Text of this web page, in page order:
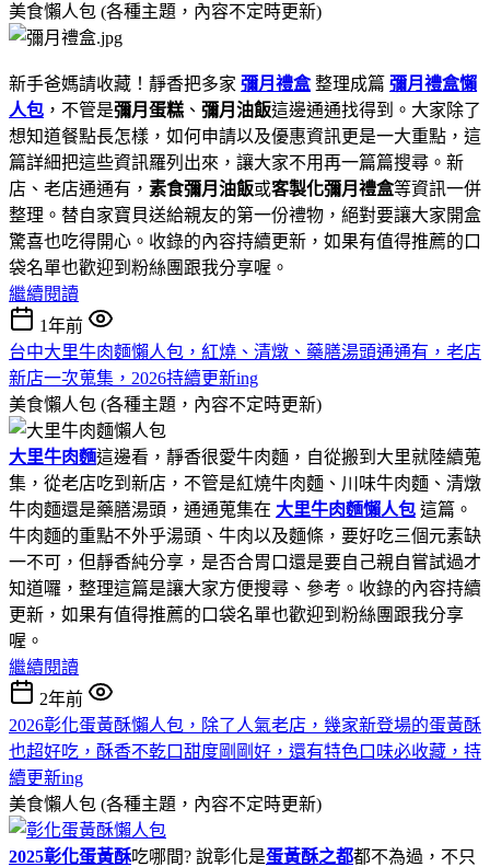
美食懶人包 (各種主題，內容不定時更新)
新手爸媽請收藏！靜香把多家 彌月禮盒 整理成篇 彌月禮盒懶
人包 ，不管是彌月蛋糕 、 彌月油飯這邊通通找得到。大家除了
想知道餐點長怎樣，如何申請以及優惠資訊更是一大重點，這
篇詳細把這些資訊羅列出來，讓大家不用再一篇篇搜尋。新
店、老店通通有， 素食彌月油飯或客製化彌月禮盒等資訊一併
整理。替自家寶貝送給親友的第一份禮物，絕對要讓大家開盒
驚喜也吃得開心。收錄的內容持續更新，如果有值得推薦的口
袋名單也歡迎到粉絲團跟我分享喔。
繼續閱讀
1年前
台中大里牛肉麵懶人包，紅燒、清燉、藥膳湯頭通通有，老店
新店一次蒐集，2026持續更新ing
美食懶人包 (各種主題，內容不定時更新)
大里牛肉麵這邊看，靜香很愛牛肉麵，自從搬到大里就陸續蒐
集，從老店吃到新店，不管是紅燒牛肉麵、川味牛肉麵、清燉
牛肉麵還是藥膳湯頭，通通蒐集在 大里牛肉麵懶人包 這篇。
牛肉麵的重點不外乎湯頭、牛肉以及麵條，要好吃三個元素缺
一不可，但靜香純分享，是否合胃口還是要自己親自嘗試過才
知道囉，整理這篇是讓大家方便搜尋、參考。收錄的內容持續
更新，如果有值得推薦的口袋名單也歡迎到粉絲團跟我分享
喔。
繼續閱讀
2年前
2026彰化蛋黃酥懶人包，除了人氣老店，幾家新登場的蛋黃酥
也超好吃，酥香不乾口甜度剛剛好，還有特色口味必收藏，持
續更新ing
美食懶人包 (各種主題，內容不定時更新)
2025彰化蛋黃酥吃哪間? 說彰化是蛋黃酥之都都不為過，不只